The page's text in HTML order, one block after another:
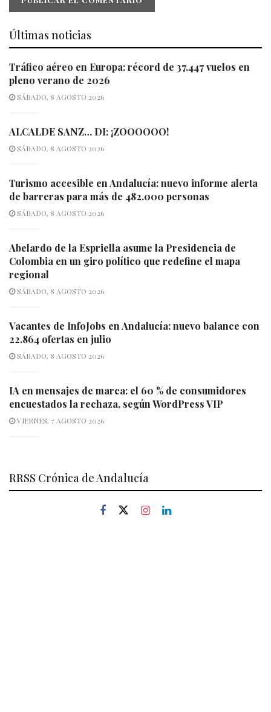
Últimas noticias
Tráfico aéreo en Europa: récord de 37.447 vuelos en
pleno verano de 2026
SÁBADO, 8 AGOSTO 2026
ALCALDE SANZ… DI: ¡ZOOOOOO!
SÁBADO, 8 AGOSTO 2026
Turismo accesible en Andalucía: nuevo informe alerta
de barreras para más de 482.000 personas
SÁBADO, 8 AGOSTO 2026
Abelardo de la Espriella asume la Presidencia de
Colombia en un giro político que redefine el mapa
regional
SÁBADO, 8 AGOSTO 2026
Vacantes de InfoJobs en Andalucía: nuevo balance con
22.864 ofertas en julio
SÁBADO, 8 AGOSTO 2026
IA en mensajes de marca: el 60 % de consumidores
encuestados la rechaza, según WordPress VIP
VIERNES, 7 AGOSTO 2026
RRSS Crónica de Andalucía